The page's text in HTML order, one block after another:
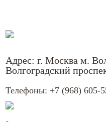
Адрес: г. Москва м.
Волгоградский
Телефоны: +7 (968) 605-